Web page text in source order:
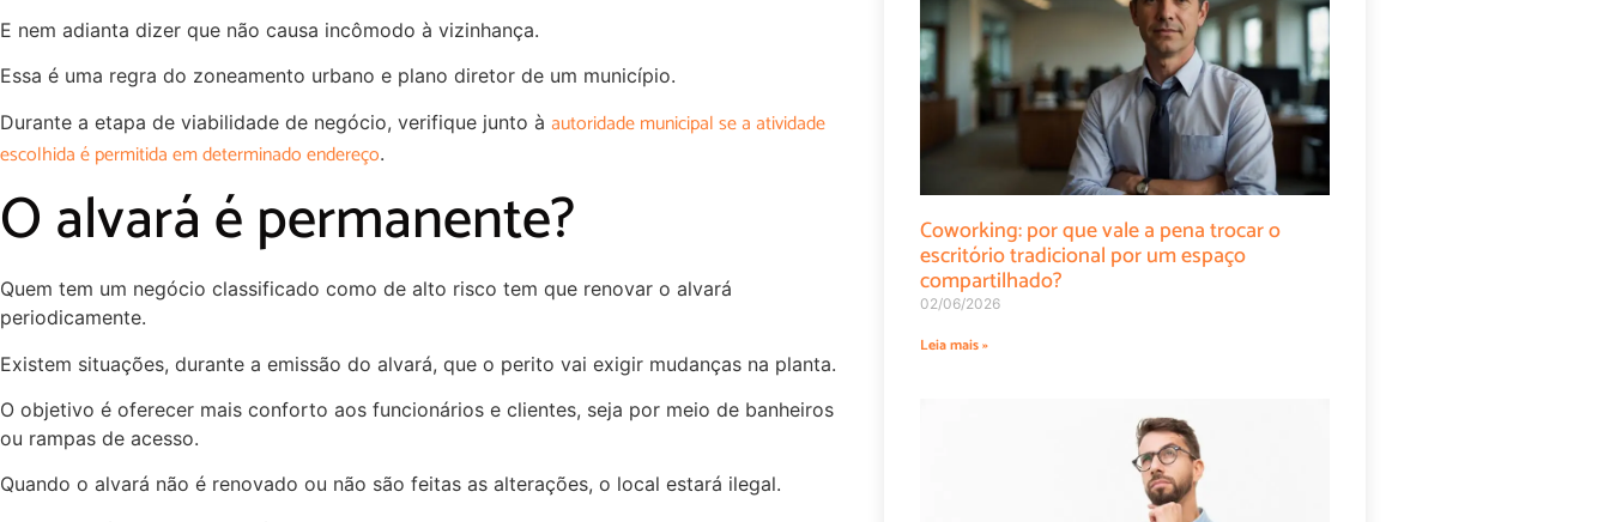
E nem adianta dizer que não causa incômodo à vizinhança.
Essa é uma regra do zoneamento urbano e plano diretor de um município.
Durante a etapa de viabilidade de negócio, verifique junto à autoridade municipal se a atividade
escolhida é permitida em determinado endereço.
O alvará é permanente?
Quem tem um negócio classificado como de alto risco tem que renovar o alvará
periodicamente.
Existem situações, durante a emissão do alvará, que o perito vai exigir mudanças na planta.
O objetivo é oferecer mais conforto aos funcionários e clientes, seja por meio de banheiros
ou rampas de acesso.
Quando o alvará não é renovado ou não são feitas as alterações, o local estará ilegal.
Coworking: por que vale a pena trocar o
escritório tradicional por um espaço
compartilhado?
02/06/2026
Leia mais »